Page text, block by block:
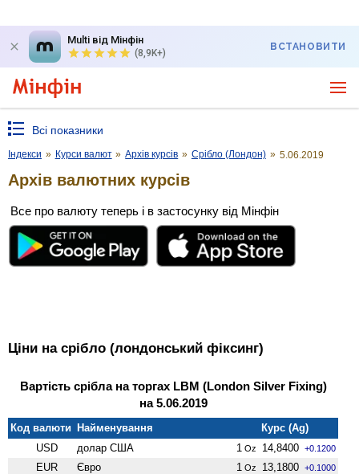
Multi від Мінфін
(8,9K+)
ВСТАНОВИТИ
Всі показники
Індекси » Курси валют » Архів курсів » Срібло (Лондон) » 5.06.2019
Архів валютних курсів
Все про валюту теперь і в застосунку від Мінфін
Ціни на срібло (лондонський фіксинг)
Вартість срібла на торгах LBM (London Silver Fixing)
на 5.06.2019
Код валюти Найменування
Курс (Ag)
USD
долар США 1 Oz 14,8400 +0.1200
EUR Євро 1 Oz 13,1800 +0.1000